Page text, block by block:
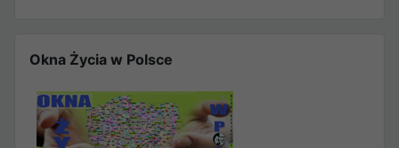
Okna Życia w Polsce